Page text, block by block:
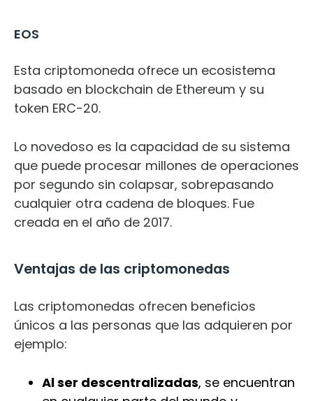
EOS
Esta criptomoneda ofrece un ecosistema
basado en blockchain de Ethereum y su
token ERC-20.
Lo novedoso es la capacidad de su sistema
que puede procesar millones de operaciones
por segundo sin colapsar, sobrepasando
cualquier otra cadena de bloques. Fue
creada en el año de 2017.
Ventajas de las criptomonedas
Las criptomonedas ofrecen beneficios
únicos a las personas que las adquieren por
ejemplo:
Al ser descentralizadas, se encuentran